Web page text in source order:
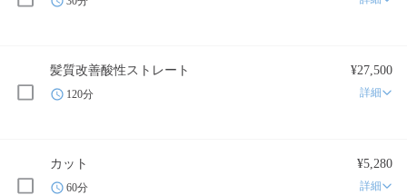
髪質改善酸性ストレート ¥27,500
120分 詳細
カット ¥5,280
60分 詳細